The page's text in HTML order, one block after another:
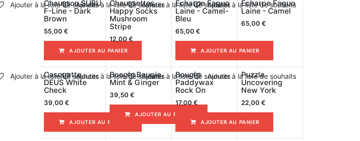
Chausson SUBU
F-Line - Dark
Brown
55,00 €
AJOUTER AU PANIER
Ajouter à la liste de souhaits
Chaussettes
Happy Socks
Mushroom
Stripe
12,00 €
Ajouter à la liste de souhaits
Echarpe Faguo
Laine - Camel-
Bleu
65,00 €
AJOUTER AU PANIER
Ajouter à la liste de souhaits
Echarpe Faguo
Laine - Camel
65,00 €
Ajouter à la liste de souhaits
Casquette
DEUS White
Check
39,00 €
AJOUTER AU PANIER
Ajouter à la liste de souhaits
Boogie Bougie
Mint & Ginger
39,50 €
AJOUTER AU PANIER
Ajouter à la liste de souhaits
Bougie
Paddywax
Rock On
17,00 €
AJOUTER AU PANIER
Ajouter à la liste de souhaits
Puzzle
Uncovering
New York
22,00 €
Ajouter à la liste de souhaits